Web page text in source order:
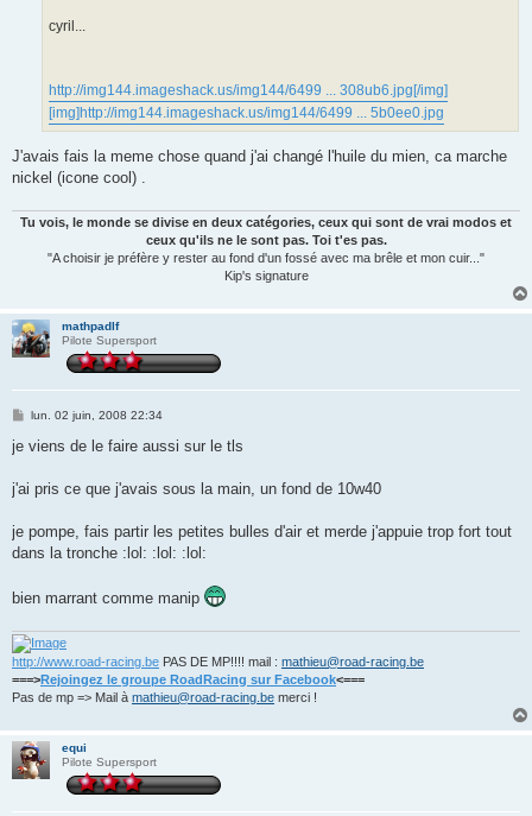
cyril...
http://img144.imageshack.us/img144/6499 ... 308ub6.jpg[/img]
[img]http://img144.imageshack.us/img144/6499 ... 5b0ee0.jpg
J'avais fais la meme chose quand j'ai changé l'huile du mien, ca marche
nickel (icone cool) .
Tu vois, le monde se divise en deux catégories, ceux qui sont de vrai modos et
ceux qu'ils ne le sont pas. Toi t'es pas.
"A choisir je préfère y rester au fond d'un fossé avec ma brêle et mon cuir..."
Kip's signature
mathpadlf
Pilote Supersport
M
s
g
lun. 02 juin, 2008 22:34
je viens de le faire aussi sur le tls
j'ai pris ce que j'avais sous la main, un fond de 10w40
je pompe, fais partir les petites bulles d'air et merde j'appuie trop fort tout
dans la tronche :lol: :lol: :lol:
bien marrant comme manip
http://www.road-racing.be PAS DE MP!!!! mail : mathieu@road-racing.be
===>Rejoingez le groupe RoadRacing sur Facebook<===
Pas de mp => Mail à mathieu@road-racing.be merci !
equi
Pilote Supersport